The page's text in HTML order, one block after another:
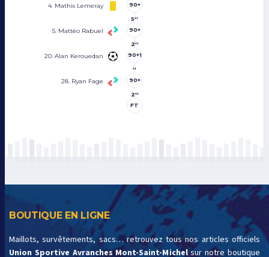
4. Mathis Lemeray 90+
5''
5. Mattéo Rabuel 90+
2''
20. Alan Kerouedan 90+1
''
28. Ryan Fage 90+
2''
FT
BOUTIQUE EN LIGNE
Maillots, survêtements, sacs… retrouvez tous nos articles officiels
Union Sportive Avranches Mont-Saint-Michelsur notre boutique